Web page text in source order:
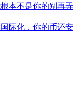
本不是你的别再弄
际化，你的币还安